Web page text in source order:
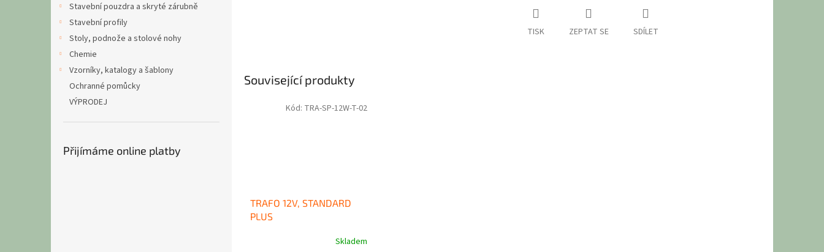
Stavební pouzdra a skryté zárubně
Stavební profily
Stoly, podnože a stolové nohy
Chemie
Vzorníky, katalogy a šablony
Ochranné pomůcky
VÝPRODEJ
Přijímáme online platby
TISK ZEPTAT SE SDÍLET
Související produkty
TRAFO 12V, STANDARD
PLUS
Skladem
Kód: TRA-SP-12W-T-02